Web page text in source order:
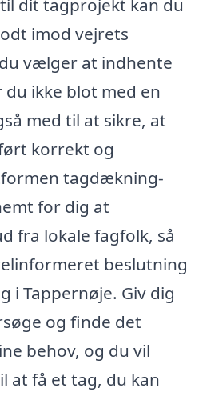
dit tagprojekt kan du
imod vejrets
vælger at indhente
ikke blot med en
med til at sikre, at
korrekt og
tagdækning-
for dig at
fra lokale fagfolk, så
beslutning
i Tappernøje. Giv dig
og finde det
behov, og du vil
at få et tag, du kan